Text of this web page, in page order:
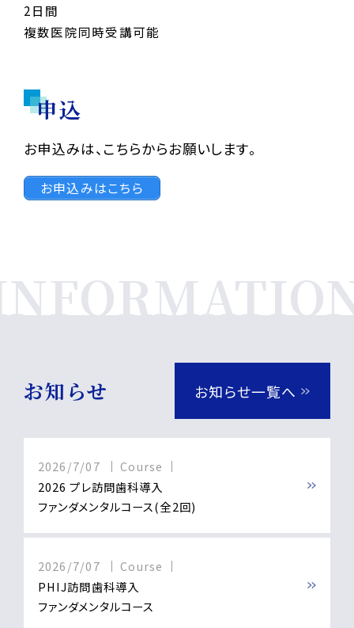
家族について
趣味について
子供達と過ごす時間
アウトドア
自転車
Greeting/Introduction
11:00-13:00
13:00-14:00
2日間
複数医院同時受講可能
申込
お申込みは、こちらからお願いします。
お申込みはこちら
お知らせ お知らせ一覧へ
2026/7/07
Course
2026 プレ訪問歯科導入
ファンダメンタルコース(全2回)
2026/7/07
Course
PHIJ訪問歯科導入
ファンダメンタルコース